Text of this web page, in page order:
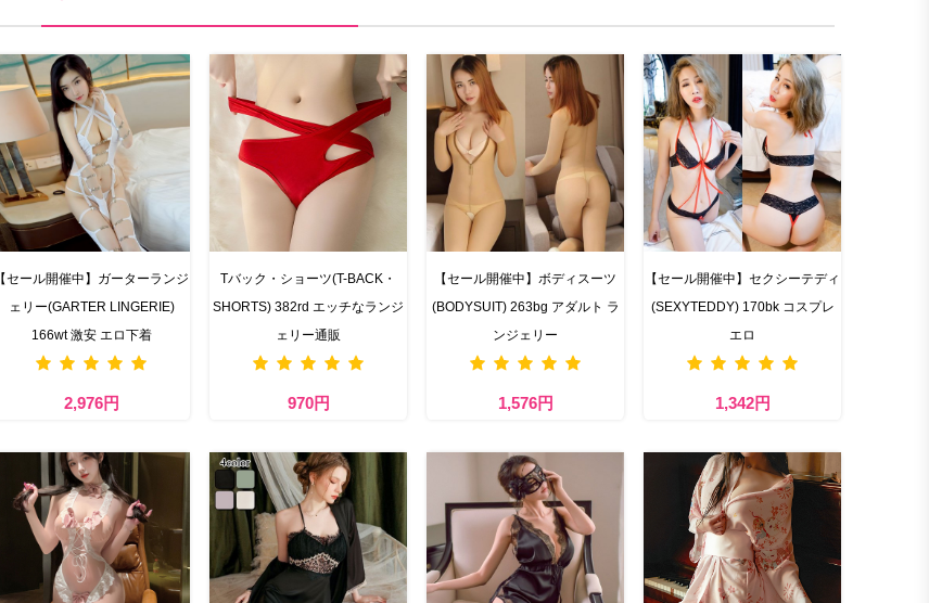
【セール開催中】ガーターランジ
ェリー(GARTER LINGERIE)
166wt 激安 エロ下着
2,976円
Tバック・ショーツ(T-BACK・
SHORTS) 382rd エッチなランジ
ェリー通販
970円
【セール開催中】ボディスーツ
(BODYSUIT) 263bg アダルト ラ
ンジェリー
1,576円
【セール開催中】セクシーテディ
(SEXYTEDDY) 170bk コスプレ
エロ
1,342円